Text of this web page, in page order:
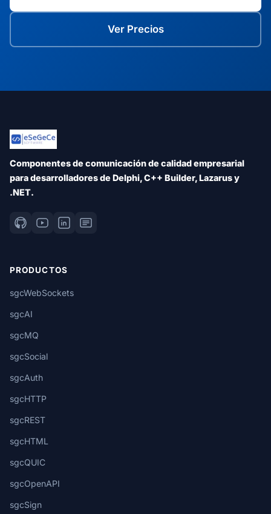
Ver Precios
Componentes de comunicación de calidad empresarial
para desarrolladores de Delphi, C++ Builder, Lazarus y
.NET.
PRODUCTOS
sgcWebSockets
sgcAI
sgcMQ
sgcSocial
sgcAuth
sgcHTTP
sgcREST
sgcHTML
sgcQUIC
sgcOpenAPI
sgcSign